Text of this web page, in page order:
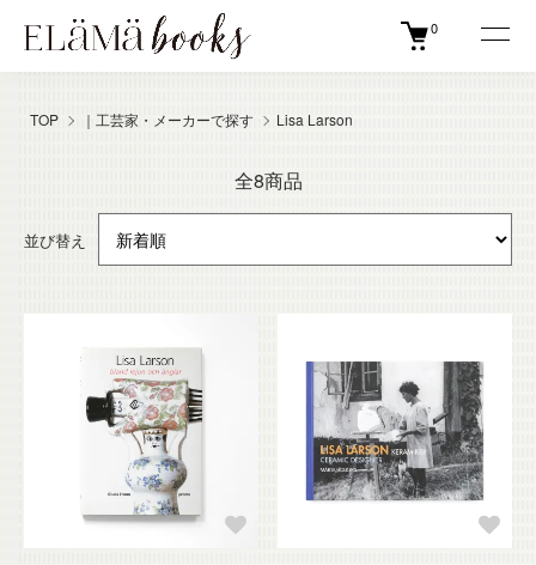
0
TOP ｜工芸家・メーカーで探す Lisa Larson
全8商品
並び替え